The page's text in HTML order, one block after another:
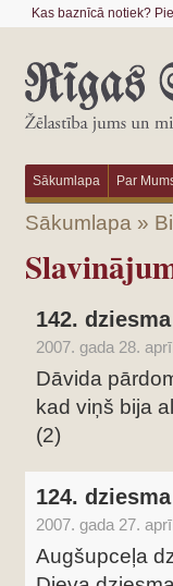
Kas baznīcā notiek?
Sākumlapa Par
Sākumlapa »
142. dziesma
2007. gada 28.
Dāvida
kad viņš bija
(2)
124. dziesma
2007. gada 27.
Augšupceļa